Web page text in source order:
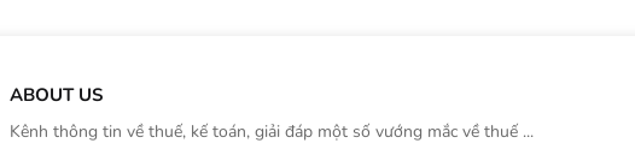
ABOUT US
Kênh thông tin về thuế, kế toán, giải đáp một số vướng mắc về thuế ...